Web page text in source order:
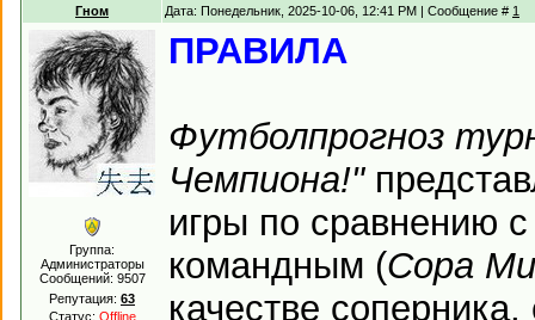
Гном Дата: Понедельник, 2025-10-06, 12:41 PM | Сообщение # 1
Группа:
Администраторы
Сообщений: 9507
Репутация: 63
Статус: Offline
ПРАВИЛА
Футболпрогноз
Чемпиона!"
игры по сравнению
командным (Copa
качестве